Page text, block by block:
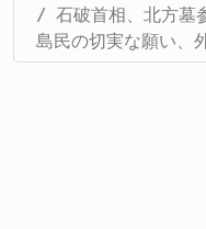
石破首相、北方
島民の切実な願い、